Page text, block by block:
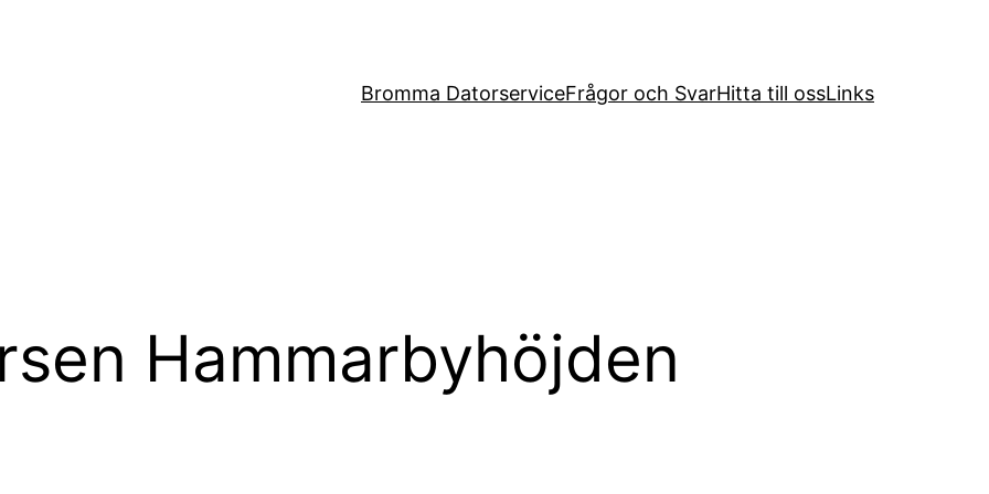
Bromma DatorserviceFrågor och SvarHitta till ossLinks
Hammarbyhöjden